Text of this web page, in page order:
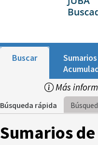
Buscar
Sumarios
Más
Búsqueda rápida
Sumarios